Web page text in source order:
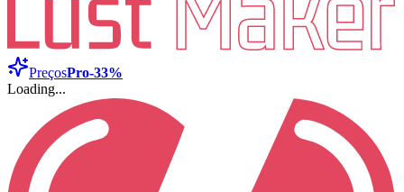
PreçosPro-33%
Loading...